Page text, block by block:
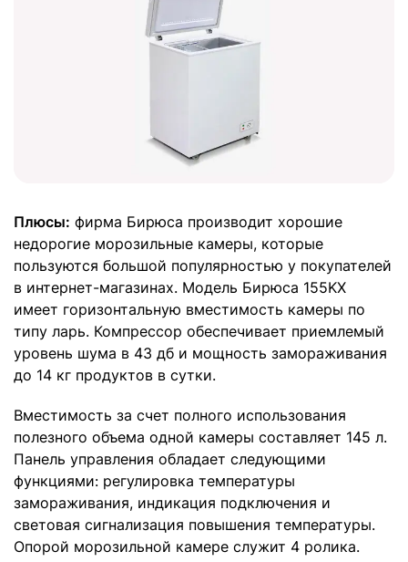
Плюсы: фирма Бирюса производит хорошие
недорогие морозильные камеры, которые
пользуются большой популярностью у покупателей
в интернет-магазинах. Модель Бирюса 155KX
имеет горизонтальную вместимость камеры по
типу ларь. Компрессор обеспечивает приемлемый
уровень шума в 43 дб и мощность замораживания
до 14 кг продуктов в сутки.
Вместимость за счет полного использования
полезного объема одной камеры составляет 145 л.
Панель управления обладает следующими
функциями: регулировка температуры
замораживания, индикация подключения и
световая сигнализация повышения температуры.
Опорой морозильной камере служит 4 ролика.